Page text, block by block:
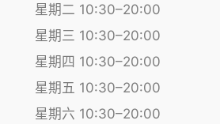
星期二 10:30–20:00
星期三 10:30–20:00
星期四 10:30–20:00
星期五 10:30–20:00
星期六 10:30–20:00